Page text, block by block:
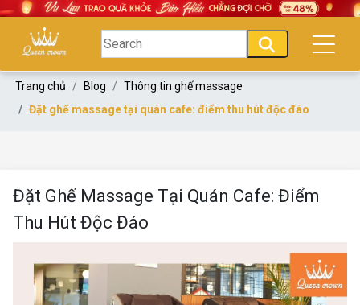
Trang chủ Blog
Thông tin ghế massage
Đặt ghế massage tại quán cafe: điểm thu hút độc đáo
Đặt Ghế Massage Tại Quán Cafe: Điểm
Thu Hút Độc Đáo